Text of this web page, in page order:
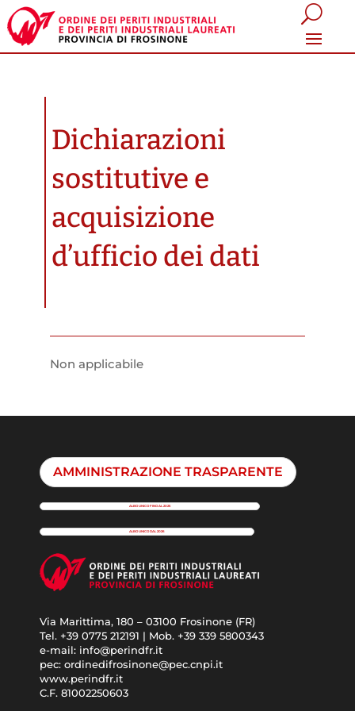
Dichiarazioni
sostitutive e
acquisizione
d’ufficio dei dati
Non applicabile
AMMINISTRAZIONE TRASPARENTE
ALBO UNICO FINO AL 2025
ALBO UNICO DAL 2026
Via Marittima, 180 – 03100 Frosinone (FR)
Tel. +39 0775 212191 | Mob. +39 339 5800343
e-mail: info@perindfr.it
pec: ordinedifrosinone@pec.cnpi.it
www.perindfr.it
C.F. 81002250603